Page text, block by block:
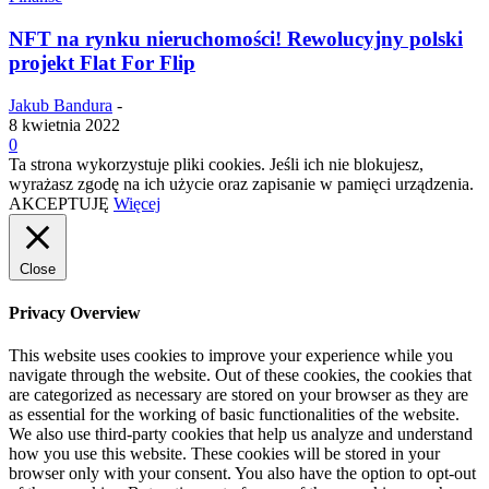
NFT na rynku nieruchomości! Rewolucyjny polski
projekt Flat For Flip
Jakub Bandura -
8 kwietnia 2022
0
Ta strona wykorzystuje pliki cookies. Jeśli ich nie blokujesz,
wyrażasz zgodę na ich użycie oraz zapisanie w pamięci urządzenia.
AKCEPTUJĘ Więcej
Close
Privacy Overview
This website uses cookies to improve your experience while you
navigate through the website. Out of these cookies, the cookies that
are categorized as necessary are stored on your browser as they are
as essential for the working of basic functionalities of the website.
We also use third-party cookies that help us analyze and understand
how you use this website. These cookies will be stored in your
browser only with your consent. You also have the option to opt-out